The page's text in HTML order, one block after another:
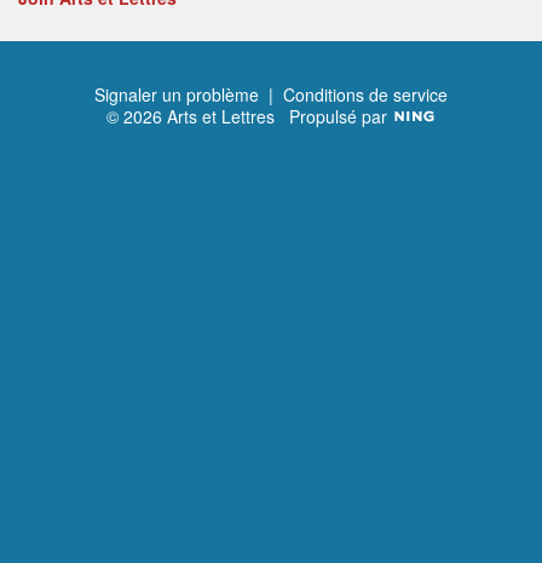
Signaler un problème | Conditions de service
© 2026 Arts et Lettres Propulsé par